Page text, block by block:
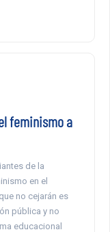
feminismo a
de la
en el
no cejarán es
pública y no
educacional